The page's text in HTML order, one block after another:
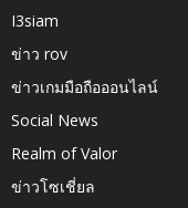
I3siam
ข่าว rov
ข่าวเกมมือถือออนไลน์
Social News
Realm of Valor
ข่าวโซเชี่ยล